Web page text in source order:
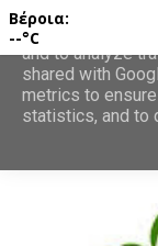
Βέροια:
--°C
This site uses
and to analyze
shared with
metrics to
statistics, and to